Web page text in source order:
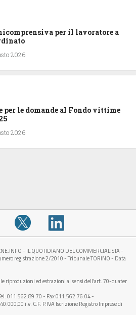
per il lavoratore a
2026
per le domande al Fondo vittime
2026
- IL QUOTIDIANO DEL COMMERCIALISTA -
registrazione 2/2010 - Tribunale TORINO - Data
riproduzioni ed estrazioni ai sensi dell’art. 70-quater
011.562.89.70 - Fax 011.562.76.04 -
i.v. C.F. P.IVA Iscrizione Registro Imprese di